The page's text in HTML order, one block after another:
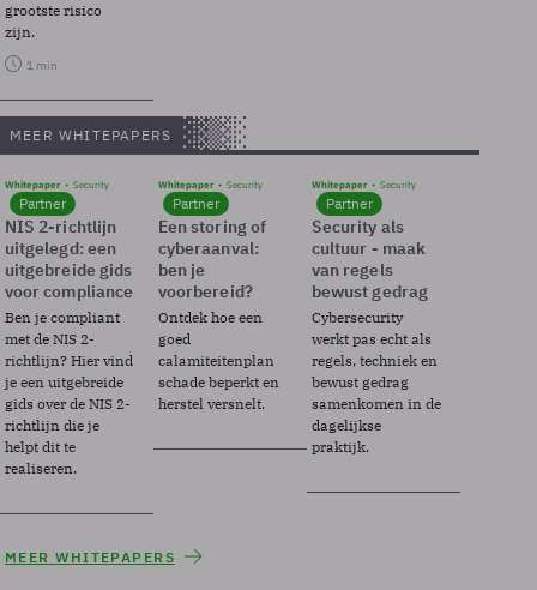
grootste risico
zijn.
1 min
MEER WHITEPAPERS
Whitepaper Security
Partner
NIS 2-richtlijn
uitgelegd: een
uitgebreide gids
voor compliance
Ben je compliant
met de NIS 2-
richtlijn? Hier vind
je een uitgebreide
gids over de NIS 2-
richtlijn die je
helpt dit te
realiseren.
Whitepaper Security
Partner
Een storing of
cyberaanval:
ben je
voorbereid?
Ontdek hoe een
goed
calamiteitenplan
schade beperkt en
herstel versnelt.
Whitepaper Security
Partner
Security als
cultuur - maak
van regels
bewust gedrag
Cybersecurity
werkt pas echt als
regels, techniek en
bewust gedrag
samenkomen in de
dagelijkse
praktijk.
MEER WHITEPAPERS